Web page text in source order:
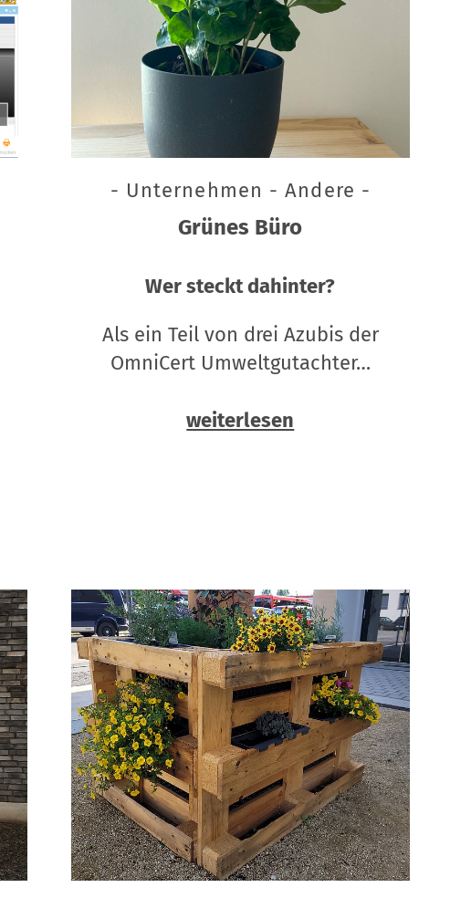
- Unternehmen - Andere -
Grünes Büro
Wer steckt dahinter?
Als ein Teil von drei Azubis der
OmniCert Umweltgutachter…
weiterlesen